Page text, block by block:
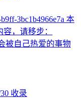
3bc1b4966e7a 本
，请移步：
被自己热爱的事物
收录